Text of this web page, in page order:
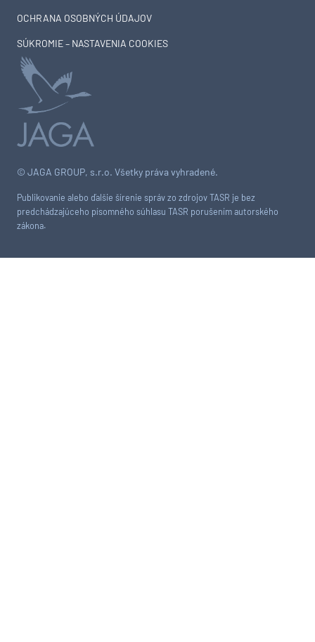
© JAGA GROUP, s.r.o. Všetky práva vyhradené.
Publikovanie alebo ďalšie šírenie správ zo zdrojov TASR je bez
predchádzajúceho písomného súhlasu TASR porušením autorského
zákona.
OCHRANA OSOBNÝCH ÚDAJOV
SÚKROMIE – NASTAVENIA COOKIES